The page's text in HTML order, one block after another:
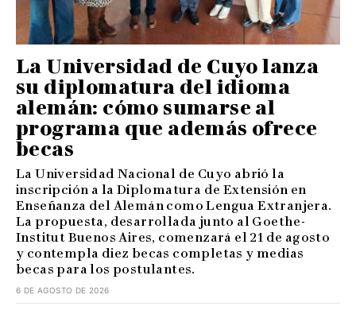
La Universidad de Cuyo lanza
su diplomatura del idioma
alemán: cómo sumarse al
programa que además ofrece
becas
La Universidad Nacional de Cuyo abrió la
inscripción a la Diplomatura de Extensión en
Enseñanza del Alemán como Lengua Extranjera.
La propuesta, desarrollada junto al Goethe-
Institut Buenos Aires, comenzará el 21 de agosto
y contempla diez becas completas y medias
becas para los postulantes.
6 DE AGOSTO DE 2026